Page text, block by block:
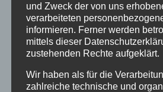
NEUESTE BEITRÄGE
Busfahren in Oberstdorf
und Zweck der von uns
verarbeiteten
informieren. Ferner werden
mittels dieser
zustehenden Rechte aufgeklärt.
Wir haben als für die
zahlreiche technische und